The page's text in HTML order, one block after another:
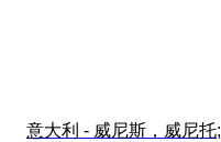
意大利 - 威尼斯，威尼托;